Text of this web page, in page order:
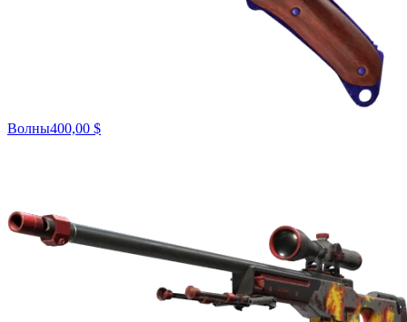
Волны400,00 $